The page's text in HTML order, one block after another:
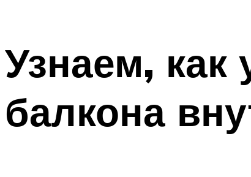
Узнаем, как
балкона